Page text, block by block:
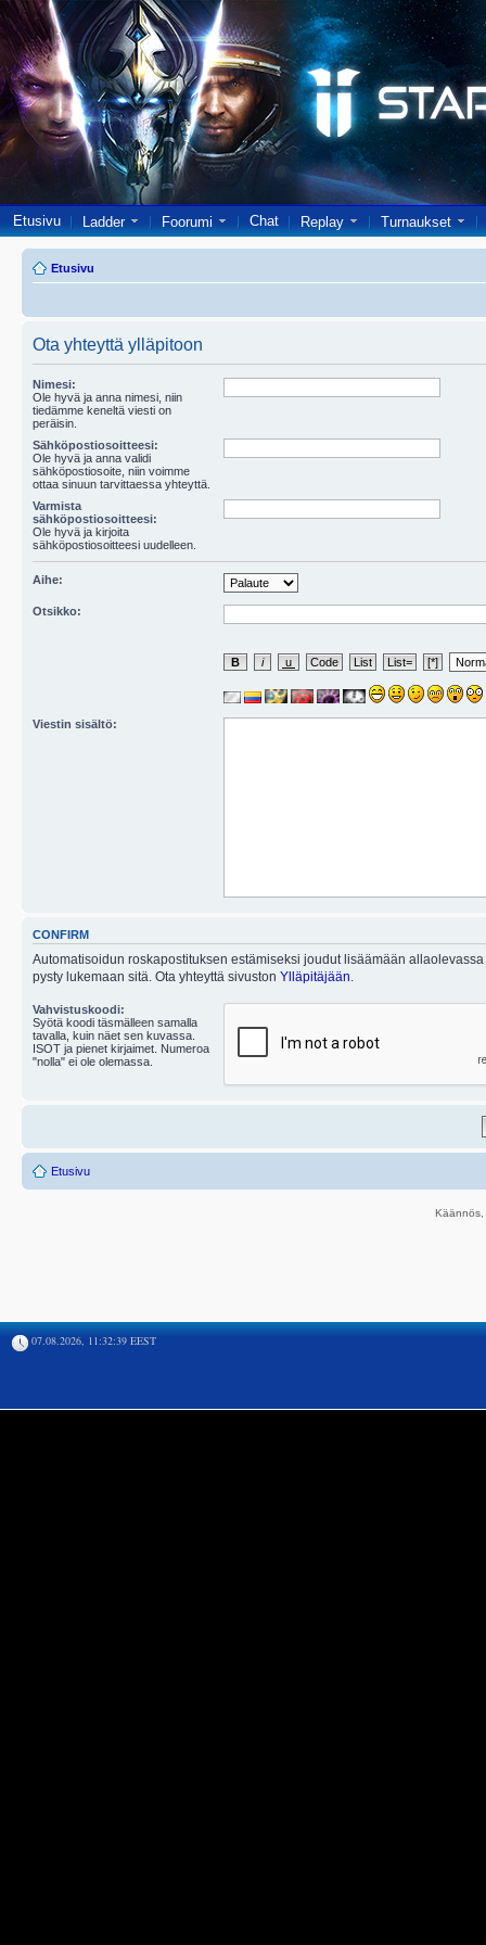
Etusivu Ladder Foorumi Chat Replay Turnaukset
Etusivu
Ota yhteyttä ylläpitoon
Nimesi:
Ole hyvä ja anna nimesi, niin
tiedämme keneltä viesti on
peräisin.
Sähköpostiosoitteesi:
Ole hyvä ja anna validi
sähköpostiosoite, niin voimme
ottaa sinuun tarvittaessa yhteyttä.
Varmista
sähköpostiosoitteesi:
Ole hyvä ja kirjoita
sähköpostiosoitteesi uudelleen.
Aihe:
Otsikko:
Viestin sisältö:
CONFIRM
Automatisoidun roskapostituksen estämiseksi joudut lisäämään
pysty lukemaan sitä. Ota yhteyttä sivuston Ylläpitäjään
Vahvistuskoodi:
Syötä koodi täsmälleen samalla
tavalla, kuin näet sen kuvassa.
ISOT ja pienet kirjaimet. Numeroa
"nolla" ei ole olemassa.
Etusivu
07.08.2026, 11:32:39 EEST